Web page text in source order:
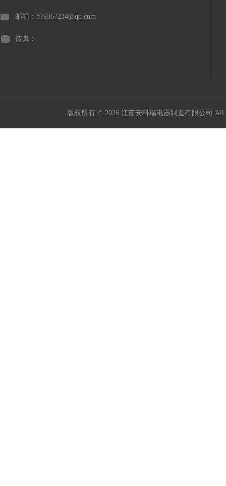
邮箱：879367234@qq.com
传真：
版权所有 © 2026 江苏安科瑞电器制造有限公司